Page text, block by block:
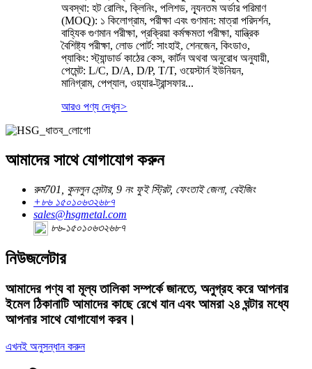
অবস্থা: হট রোলিং, ক্লিনিং, পলিশড, ন্যূনতম অর্ডার পরিমাণ
(MOQ): ১ কিলোগ্রাম, পরীক্ষা এবং গুণমান: মাত্রা পরিদর্শন,
বাহ্যিক গুণমান পরীক্ষা, প্রক্রিয়া কর্মক্ষমতা পরীক্ষা, যান্ত্রিক
বৈশিষ্ট্য পরীক্ষা, লোড পোর্ট: সাংহাই, শেনজেন, কিংডাও,
প্যাকিং: স্ট্যান্ডার্ড কাঠের কেস, কার্টন অথবা অনুরোধ অনুযায়ী,
পেমেন্ট: L/C, D/A, D/P, T/T, ওয়েস্টার্ন ইউনিয়ন,
মানিগ্রাম, পেপ্যাল, ওয়্যার-ট্রান্সফার...
আরও পণ্য দেখুন>
আমাদের সাথে যোগাযোগ করুন
রুম701, কুনলুন সেন্টার, 9 নং ফুই স্ট্রিট, ফেংতাই জেলা, বেইজিং
+৮৬ ১৫০১০৬৩২৬৮৭
sales@hsgmetal.com
৮৬-১৫০১০৬৩২৬৮৭
নিউজলেটার
আমাদের পণ্য বা মূল্য তালিকা সম্পর্কে জানতে, অনুগ্রহ করে আপনার
ইমেল ঠিকানাটি আমাদের কাছে রেখে যান এবং আমরা ২৪ ঘন্টার মধ্যে
আপনার সাথে যোগাযোগ করব।
এখনই অনুসন্ধান করুন